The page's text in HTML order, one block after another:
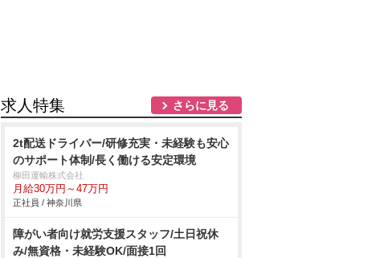
求人特集 さらに見る
2t配送ドライバー/研修充実・未経験も安心
のサポート体制/長く働ける安定環境
柳田運輸株式会社
月給30万円～47万円
正社員 / 神奈川県
障がい者向け就労支援スタッフ/土日祝休
み/無資格・未経験OK/面接1回